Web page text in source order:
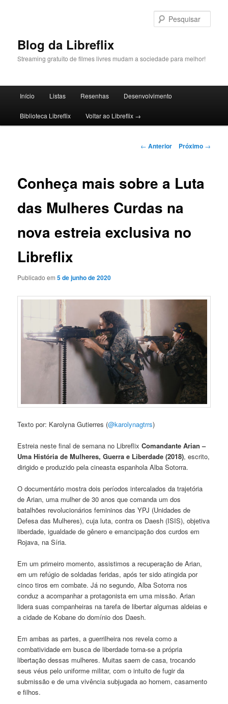
principalBlog da Libreflix
Streaming gratuito de filmes livres mudam a sociedade para melhor!
principal
Início Listas Resenhas Desenvolvimento
Biblioteca Libreflix Voltar ao Libreflix →
Navegação
← Anterior Próximo →
Conheça mais sobre a Luta
das Mulheres Curdas na
nova estreia exclusiva no
Libreflix
Publicado em5 de junho de 2020
Texto por: Karolyna Gutierres (@karolynagtrrs)
Estreia neste final de semana no LibreflixComandante Arian –
Uma História de Mulheres, Guerra e Liberdade (2018), escrito,
dirigido e produzido pela cineasta espanhola Alba Sotorra.
O documentário mostra dois períodos intercalados da trajetória
de Arian, uma mulher de 30 anos que comanda um dos
batalhões revolucionários femininos das YPJ (Unidades de
Defesa das Mulheres), cuja luta, contra os Daesh (ISIS), objetiva
liberdade, igualdade de gênero e emancipação dos curdos em
Rojava, na Síria.
Em um primeiro momento, assistimos a recuperação de Arian,
em um refúgio de soldadas feridas, após ter sido atingida por
cinco tiros em combate. Já no segundo, Alba Sotorra nos
conduz a acompanhar a protagonista em uma missão. Arian
lidera suas companheiras na tarefa de libertar algumas aldeias e
a cidade de Kobane do domínio dos Daesh.
Em ambas as partes, a guerrilheira nos revela como a
combatividade em busca de liberdade torna-se a própria
libertação dessas mulheres. Muitas saem de casa, trocando
seus véus pelo uniforme militar, com o intuito de fugir da
submissão e de uma vivência subjugada ao homem, casamento
e filhos.